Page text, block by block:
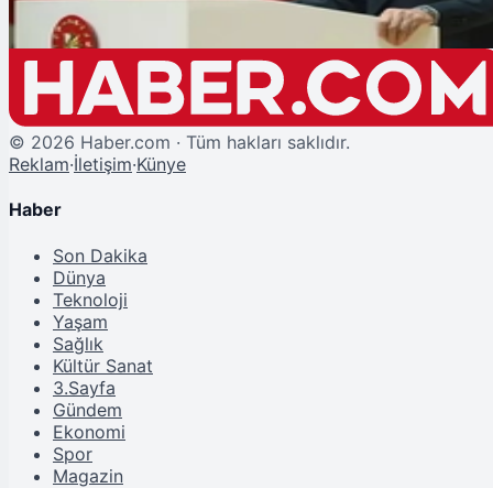
© 2026 Haber.com · Tüm hakları saklıdır.
Reklam·İletişim·Künye
Haber
Son Dakika
Dünya
Teknoloji
Yaşam
Sağlık
Kültür Sanat
3.Sayfa
Gündem
Ekonomi
Spor
Magazin